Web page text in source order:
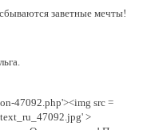
заветные мечты!
47092.php'><img src =
>